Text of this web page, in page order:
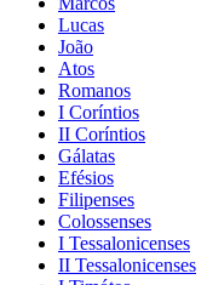
Lucas
João
Atos
Romanos
I Coríntios
II Coríntios
Gálatas
Efésios
Filipenses
Colossenses
I Tessalonicenses
II Tessalonicenses